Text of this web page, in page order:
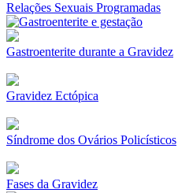
Relações Sexuais Programadas
Gastroenterite durante a Gravidez
Gravidez Ectópica
Síndrome dos Ovários Policísticos
Fases da Gravidez